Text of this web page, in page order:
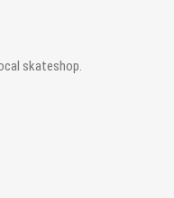
skateshop.